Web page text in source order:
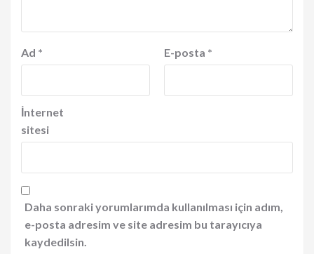
Ad * E-posta *
İnternet
sitesi
Daha sonraki yorumlarımda kullanılması için adım,
e-posta adresim ve site adresim bu tarayıcıya
kaydedilsin.